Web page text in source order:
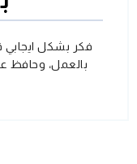
فكر بشكل ايجابي
بالعمل، وحافظ